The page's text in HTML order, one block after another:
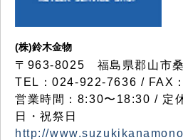
(株)鈴木金物
〒963-8025 福島県郡山市
TEL：024-922-7636 / FAX
営業時間：8:30〜18:30 / 定
日・祝祭日
http://